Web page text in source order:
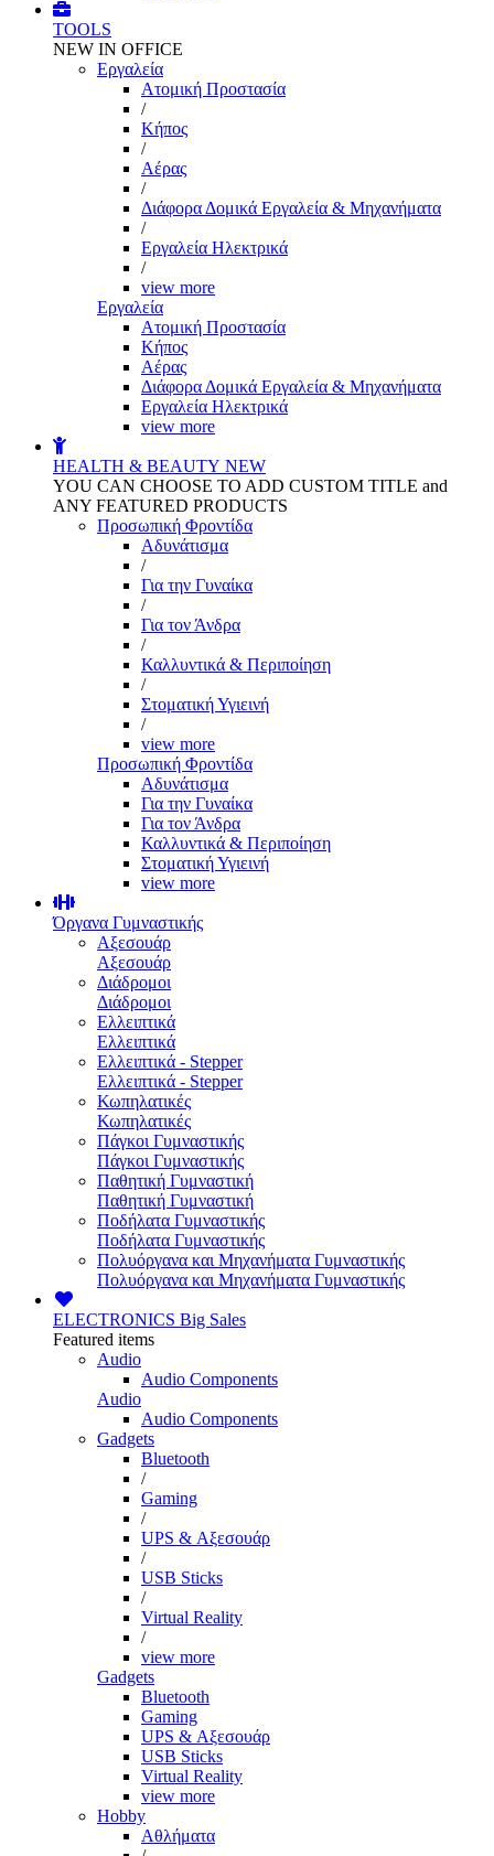
TOOLS
NEW IN OFFICE
Εργαλεία
Aτομική Προστασία
/
Kήπος
/
Αέρας
/
Διάφορα Δομικά Εργαλεία & Μηχανήματα
/
Εργαλεία Ηλεκτρικά
/
view more
Εργαλεία
Aτομική Προστασία
Kήπος
Αέρας
Διάφορα Δομικά Εργαλεία & Μηχανήματα
Εργαλεία Ηλεκτρικά
view more
HEALTH & BEAUTY NEW
YOU CAN CHOOSE TO ADD CUSTOM TITLE and
ANY FEATURED PRODUCTS
Προσωπική Φροντίδα
Αδυνάτισμα
/
Για την Γυναίκα
/
Για τον Άνδρα
/
Καλλυντικά & Περιποίηση
/
Στοματική Υγιεινή
/
view more
Προσωπική Φροντίδα
Αδυνάτισμα
Για την Γυναίκα
Για τον Άνδρα
Καλλυντικά & Περιποίηση
Στοματική Υγιεινή
view more
Όργανα Γυμναστικής
Αξεσουάρ
Αξεσουάρ
Διάδρομοι
Διάδρομοι
Ελλειπτικά
Ελλειπτικά
Ελλειπτικά - Stepper
Ελλειπτικά - Stepper
Κωπηλατικές
Κωπηλατικές
Πάγκοι Γυμναστικής
Πάγκοι Γυμναστικής
Παθητική Γυμναστική
Παθητική Γυμναστική
Ποδήλατα Γυμναστικής
Ποδήλατα Γυμναστικής
Πολυόργανα και Μηχανήματα Γυμναστικής
Πολυόργανα και Μηχανήματα Γυμναστικής
ELECTRONICS Big Sales
Featured items
Audio
Audio Components
Audio
Audio Components
Gadgets
Bluetooth
/
Gaming
/
UPS & Αξεσουάρ
/
USB Sticks
/
Virtual Reality
/
view more
Gadgets
Bluetooth
Gaming
UPS & Αξεσουάρ
USB Sticks
Virtual Reality
view more
Hobby
Αθλήματα